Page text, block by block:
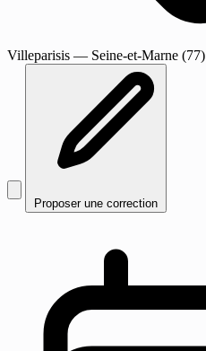
Villeparisis — Seine-et-Marne (77)
Proposer une correction